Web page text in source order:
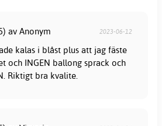
av Anonym 2023-06-12
kalas i blåst plus att jag fäste
och INGEN ballong sprack och
Riktigt bra kvalite.